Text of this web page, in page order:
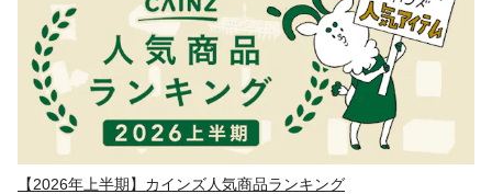
【2026年上半期】カインズ人気商品ランキング